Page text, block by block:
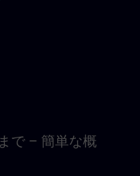
で – 簡単な概